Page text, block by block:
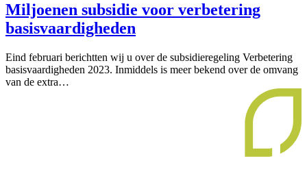
Miljoenen subsidie voor verbetering
basisvaardigheden
Eind februari berichtten wij u over de subsidieregeling Verbetering
basisvaardigheden 2023. Inmiddels is meer bekend over de omvang
van de extra…